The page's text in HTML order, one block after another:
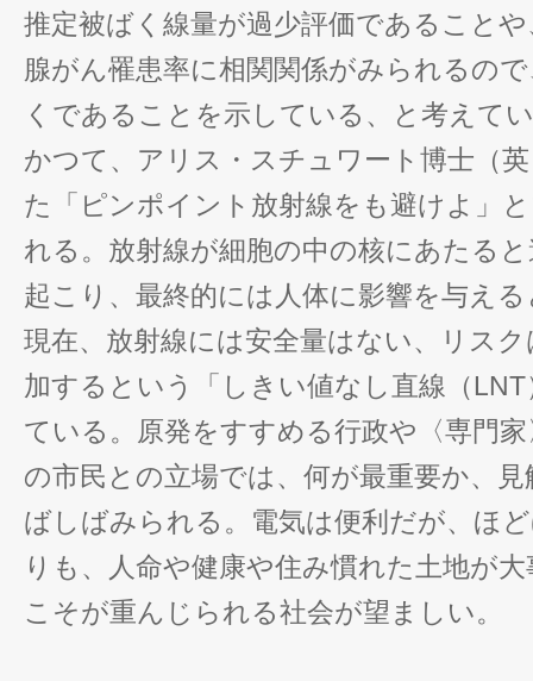
推定被ばく線量が過少評価であること
腺がん罹患率に相関関係がみられるの
くであることを示している、と考えて
かつて、アリス・スチュワート博士（
た「ピンポイント放射線をも避けよ」
れる。放射線が細胞の中の核にあたる
起こり、最終的には人体に影響を与え
現在、放射線には安全量はない、リス
加するという「しきい値なし直線（
ている。原発をすすめる行政や〈専門
の市民との立場では、何が最重要か、
ばしばみられる。電気は便利だが、ほ
りも、人命や健康や住み慣れた土地が
こそが重んじられる社会が望ましい。